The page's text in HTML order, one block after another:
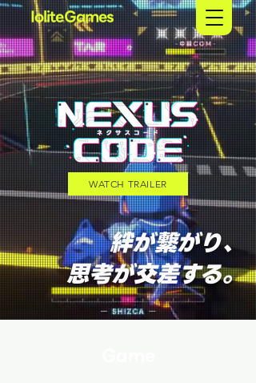
IoliteGames
WATCH TRAILER
絆が繋がり、
​思考が交差する。